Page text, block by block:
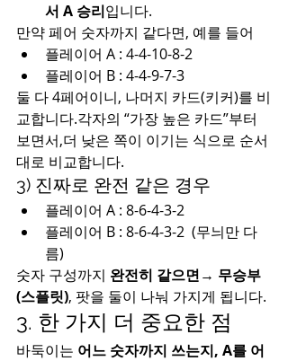
서 A 승리입니다.
만약 페어 숫자까지 같다면, 예를 들어
플레이어 A : 4-4-10-8-2
플레이어 B : 4-4-9-7-3
둘 다 4페어이니, 나머지 카드(키커)를 비
교합니다.각자의 “가장 높은 카드”부터
보면서,더 낮은 쪽이 이기는 식으로 순서
대로 비교합니다.
3) 진짜로 완전 같은 경우
플레이어 A : 8-6-4-3-2
플레이어 B : 8-6-4-3-2  (무늬만 다
름)
숫자 구성까지 완전히 같으면→ 무승부
(스플릿), 팟을 둘이 나눠 가지게 됩니다.
3. 한 가지 더 중요한 점
바둑이는 어느 숫자까지 쓰는지, A를 어